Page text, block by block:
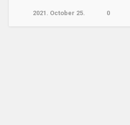
2021. October 25. 0